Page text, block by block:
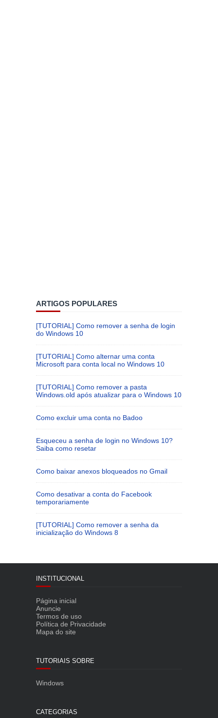
ARTIGOS POPULARES
[TUTORIAL] Como remover a senha de login
do Windows 10
[TUTORIAL] Como alternar uma conta
Microsoft para conta local no Windows 10
[TUTORIAL] Como remover a pasta
Windows.old após atualizar para o Windows 10
Como excluir uma conta no Badoo
Esqueceu a senha de login no Windows 10?
Saiba como resetar
Como baixar anexos bloqueados no Gmail
Como desativar a conta do Facebook
temporariamente
[TUTORIAL] Como remover a senha da
inicialização do Windows 8
INSTITUCIONAL
Página inicial
Anuncie
Termos de uso
Política de Privacidade
Mapa do site
TUTORIAIS SOBRE
Windows
CATEGORIAS